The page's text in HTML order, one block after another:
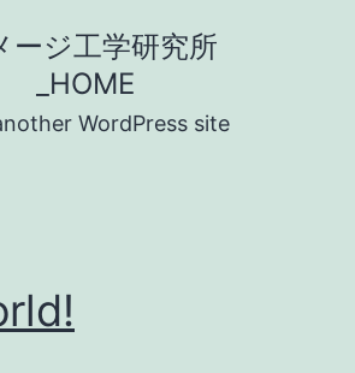
ージ工学研究所
_HOME
WordPress site